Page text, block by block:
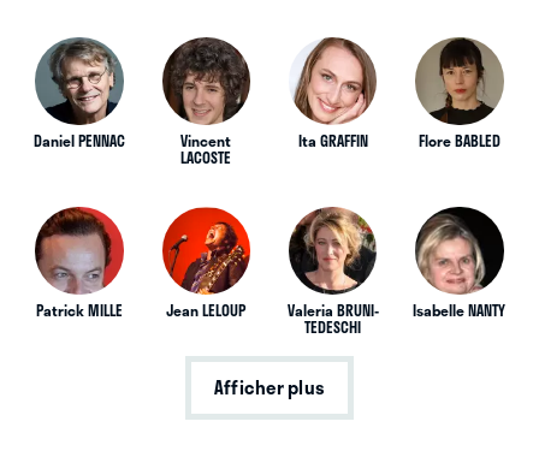
Daniel PENNAC Vincent
LACOSTE
Ita GRAFFIN Flore BABLED
Patrick MILLE Jean LELOUP Valeria BRUNI-
TEDESCHI
Isabelle NANTY
Afficher plus